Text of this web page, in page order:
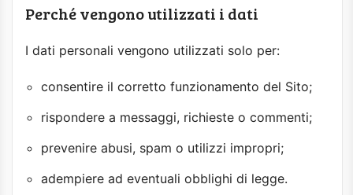
Perché vengono utilizzati i dati
I dati personali vengono utilizzati solo per:
consentire il corretto funzionamento del Sito;
rispondere a messaggi, richieste o commenti;
prevenire abusi, spam o utilizzi impropri;
adempiere ad eventuali obblighi di legge.